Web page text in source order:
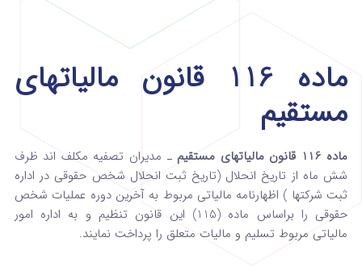
ماده 116 قانون مالیاتهای
مستقیم
ماده 116 قانون مالیاتهای مستقیم
ـ مدیران تصفیه مکلف اند ظرف
شش ماه از تاریخ انحلال (تاریخ ثبت انحلال شخص حقوقی در اداره
ثبت شرکتها ) اظهارنامه مالیاتی مربوط به آخرین دوره عملیات شخص
حقوقی را براساس ماده (115) این قانون تنظیم و به اداره امور
مالیاتی مربوط ‌تسلیم و مالیات متعلق را پرداخت نمایند.